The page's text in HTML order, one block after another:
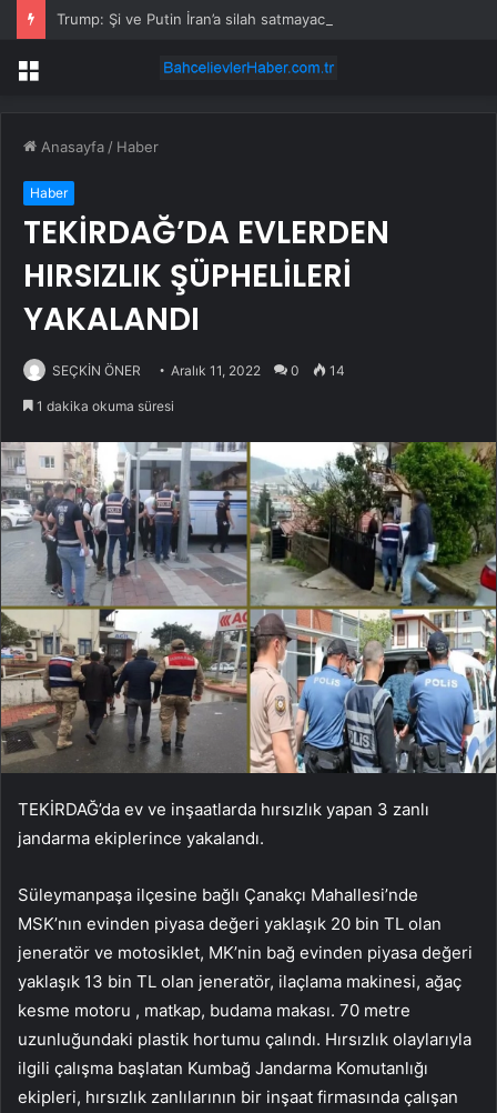
Trump: Şi ve Putin İran’a silah satmayacaklarını söyledi
Menü
Anasayfa / Haber
Haber
TEKİRDAĞ’DA EVLERDEN
HIRSIZLIK ŞÜPHELİLERİ
YAKALANDI
SEÇKİN ÖNER Aralık 11, 2022 0 14
1 dakika okuma süresi
TEKİRDAĞ’da ev ve inşaatlarda hırsızlık yapan 3 zanlı
jandarma ekiplerince yakalandı.
Süleymanpaşa ilçesine bağlı Çanakçı Mahallesi’nde
MSK’nın evinden piyasa değeri yaklaşık 20 bin TL olan
jeneratör ve motosiklet, MK’nin bağ evinden piyasa değeri
yaklaşık 13 bin TL olan jeneratör, ilaçlama makinesi, ağaç
kesme motoru , matkap, budama makası. 70 metre
uzunluğundaki plastik hortumu çalındı. Hırsızlık olaylarıyla
ilgili çalışma başlatan Kumbağ Jandarma Komutanlığı
ekipleri, hırsızlık zanlılarının bir inşaat firmasında çalışan